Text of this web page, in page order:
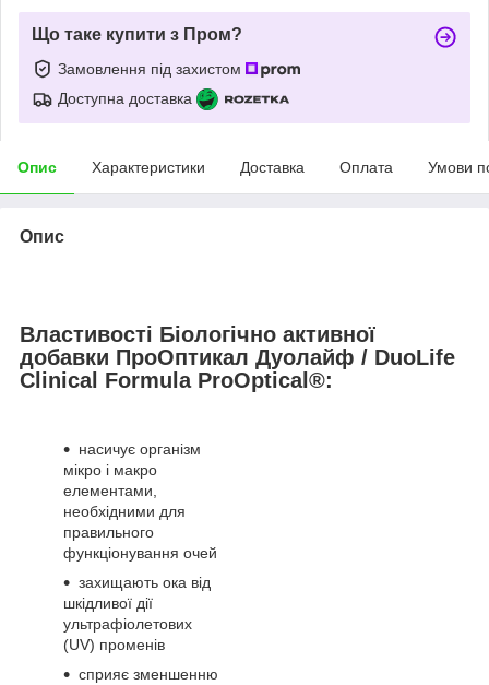
Що таке купити з Пром?
Замовлення під захистом
Доступна доставка
Опис Характеристики Доставка Оплата Умови
Опис
Властивості Біологічно активної
добавки ПроОптикал Дуолайф / DuoLife
Clinical Formula ProOptical®:
насичує організм
мікро і макро
елементами,
необхідними для
правильного
функціонування очей
захищають ока від
шкідливої дії
ультрафіолетових
(UV) променів
сприяє зменшенню